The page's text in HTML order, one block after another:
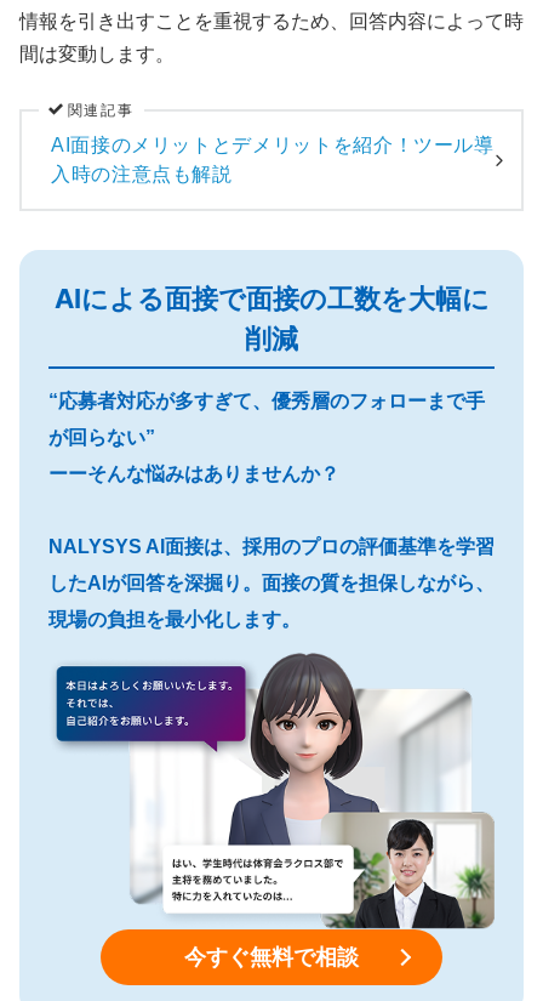
情報を引き出すことを重視するため、回答内容によって時
間は変動します。
関連記事
AI面接のメリットとデメリットを紹介！ツール導
入時の注意点も解説
AIによる面接で面接の工数を大幅に
削減
“応募者対応が多すぎて、優秀層のフォローまで手
が回らない”
ーーそんな悩みはありませんか？
NALYSYS AI面接は、採用のプロの評価基準を学習
したAIが回答を深掘り。面接の質を担保しながら、
現場の負担を最小化します。
今すぐ無料で相談